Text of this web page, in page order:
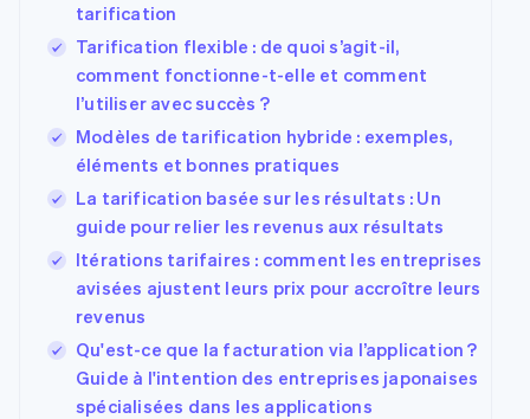
tarification
Tarification flexible : de quoi s’agit-il,
comment fonctionne-t-elle et comment
l’utiliser avec succès ?
Modèles de tarification hybride : exemples,
éléments et bonnes pratiques
La tarification basée sur les résultats : Un
guide pour relier les revenus aux résultats
Itérations tarifaires : comment les entreprises
avisées ajustent leurs prix pour accroître leurs
revenus
Qu'est-ce que la facturation via l’application ?
Guide à l'intention des entreprises japonaises
spécialisées dans les applications